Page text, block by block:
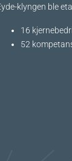
klyngen ble
16
52